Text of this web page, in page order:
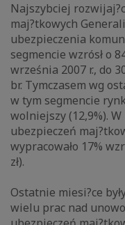
Najszybciej
maj?tkowych
ubezpieczenia
segmencie wzrósł o
września 2007 r., do
br. Tymczasem wg
w tym segmencie
wolniejszy (12,9%).
ubezpieczeń
wypracowało 17%
zł).
Ostatnie miesi?ce
wielu prac nad